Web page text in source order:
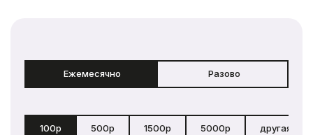
Ежемесячно Разово
100р 500р 1500р 5000р другая